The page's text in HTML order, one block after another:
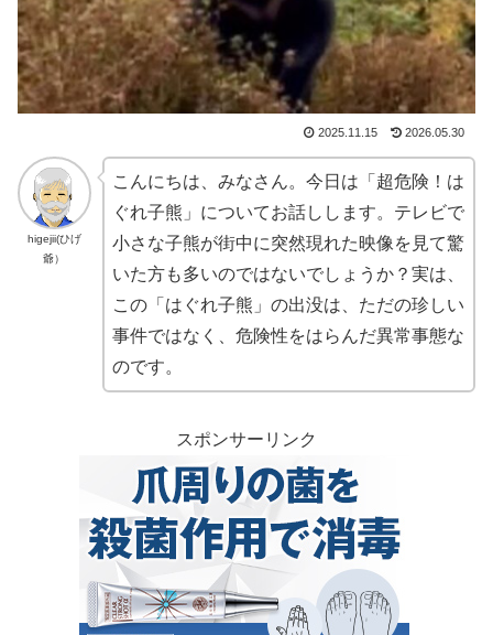
2025.11.15 2026.05.30
higejii(ひげ
爺）
こんにちは、みなさん。今日は「超危険！は
ぐれ子熊」についてお話しします。テレビで
小さな子熊が街中に突然現れた映像を見て驚
いた方も多いのではないでしょうか？実は、
この「はぐれ子熊」の出没は、ただの珍しい
事件ではなく、危険性をはらんだ異常事態な
のです。
スポンサーリンク